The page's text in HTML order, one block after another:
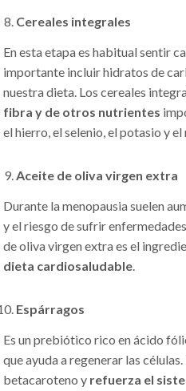
Cereales integrales
En esta etapa es habitual sentir
importante incluir hidratos de
nuestra dieta. Los cereales
fibra y de otros nutrientes
el hierro, el selenio, el potasio y el
Aceite de oliva virgen extra
Durante la menopausia suelen
y el riesgo de sufrir
de oliva virgen extra es el
dieta cardiosaludable.
Espárragos
Es un prebiótico rico en ácido
que ayuda a regenerar las
betacaroteno y refuerza el